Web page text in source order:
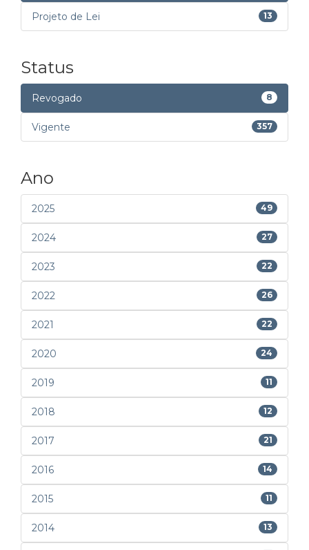
Projeto de Lei 13
Status
Revogado 8
Vigente 357
Ano
2025 49
2024 27
2023 22
2022 26
2021 22
2020 24
2019 11
2018 12
2017 21
2016 14
2015 11
2014 13